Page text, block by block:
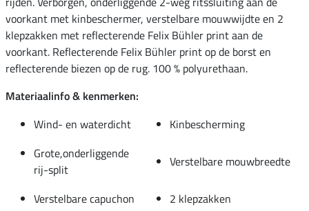
voorkant met kinbeschermer, verstelbare mouwwijdte en 2
klepzakken met reflecterende Felix Bühler print aan de
voorkant. Reflecterende Felix Bühler print op de borst en
reflecterende biezen op de rug. 100 % polyurethaan.
Materiaalinfo & kenmerken:
Wind- en waterdicht
Kinbescherming
Grote,onderliggende
rij-split
Verstelbare mouwbreedte
Verstelbare capuchon
2 klepzakken